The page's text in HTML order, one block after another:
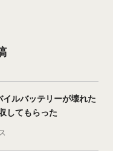
ルバッテリーが壊れた
してもらった